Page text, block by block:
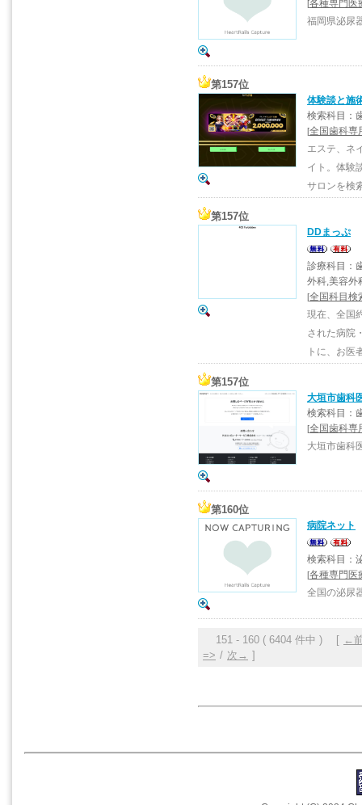
[各種専門医
福岡県泌尿
第157位
体験談と施
検索科目：
[全国歯科専
エステ、ネ
イト。体験
サロンを検
第157位
DDまっぷ
診療科目：
外科,美容外
[全国科目検
現在、全国
された病院
トに、お医
第157位
大垣市歯科
検索科目：
[全国歯科専
大垣市歯科
第160位
病院ネット
検索科目：
[各種専門医
全国の泌尿
151 - 160 ( 6404 件中 ) [ ←
=> / 次→ ]